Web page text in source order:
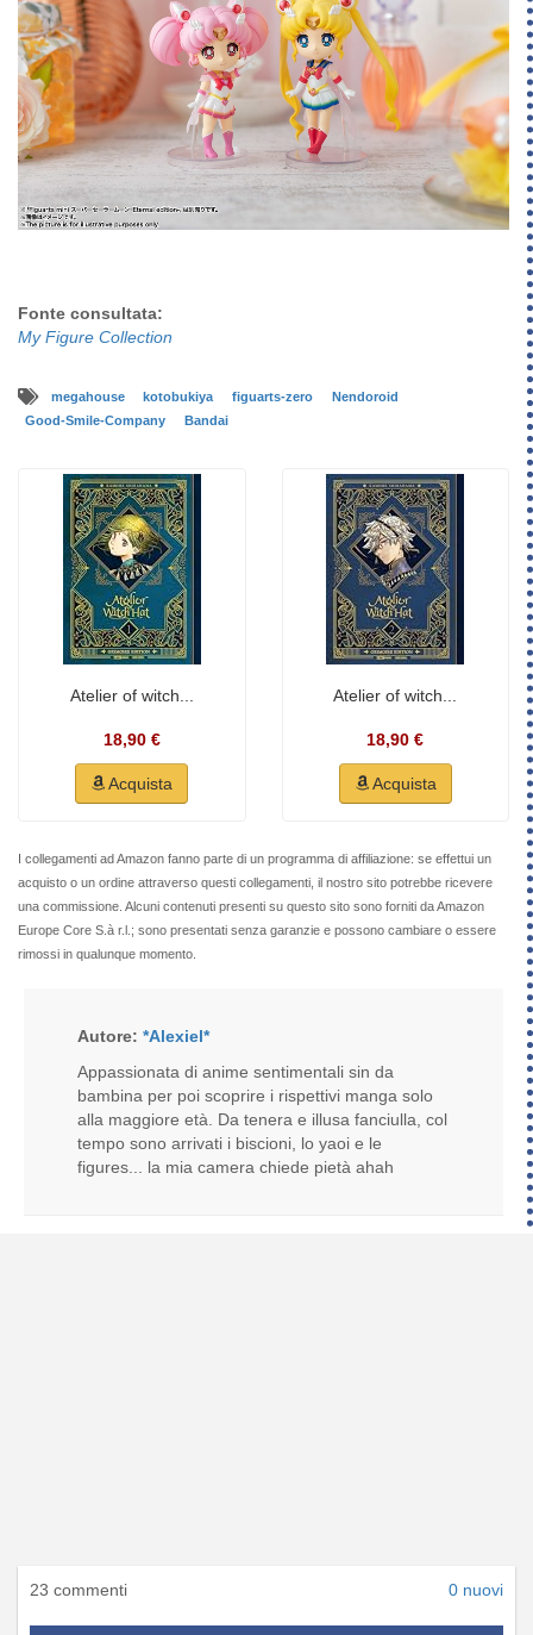
Fonte consultata:
My Figure Collection
megahouse kotobukiya figuarts-zero
Nendoroid
Good-Smile-Company
Bandai
Atelier of witch...
18,90 €
Acquista
Atelier of witch...
18,90 €
Acquista
I collegamenti ad Amazon fanno parte di un programma di affiliazione: se effettui un
acquisto o un ordine attraverso questi collegamenti, il nostro sito potrebbe ricevere
una commissione. Alcuni contenuti presenti su questo sito sono forniti da Amazon
Europe Core S.à r.l.; sono presentati senza garanzie e possono cambiare o essere
rimossi in qualunque momento.
Autore: *Alexiel*
Appassionata di anime sentimentali sin da
bambina per poi scoprire i rispettivi manga solo
alla maggiore età. Da tenera e illusa fanciulla, col
tempo sono arrivati i biscioni, lo yaoi e le
figures... la mia camera chiede pietà ahah
23 commenti 0 nuovi